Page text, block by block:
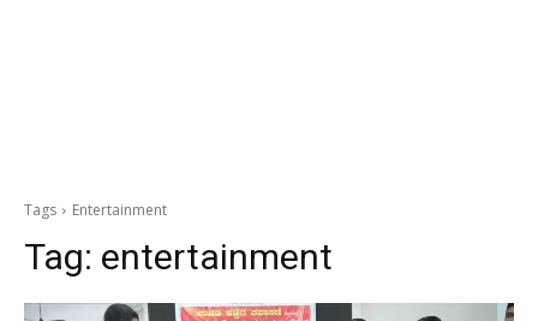
Tags Entertainment
Tag: entertainment